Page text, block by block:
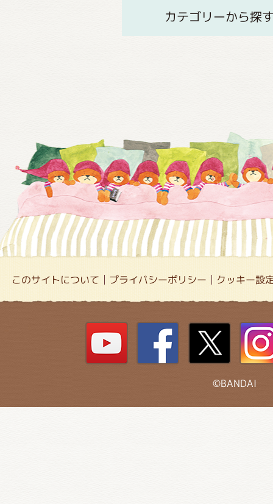
カテゴリーから探
このサイトについて プライバシーポリシー クッキー設
©BANDAI